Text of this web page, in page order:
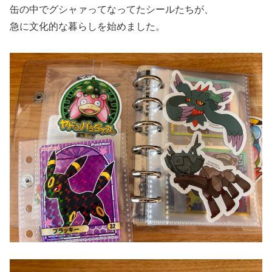
缶の中でグシャァってなってたシールたちが、
急に文化的な暮らしを始めました。